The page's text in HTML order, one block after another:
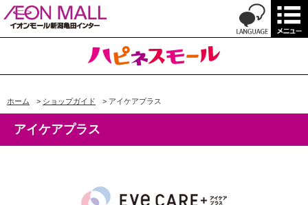
ホーム > ショップガイド > アイケアプラス
アイケアプラス